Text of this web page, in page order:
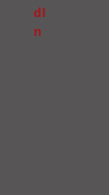
dI
n